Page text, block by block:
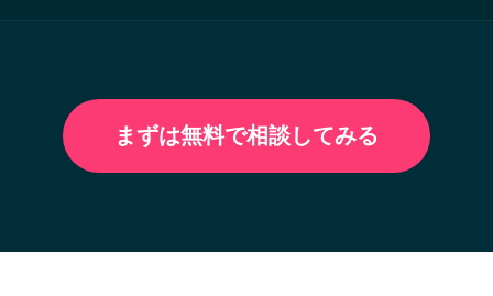
まずは無料で相談してみる